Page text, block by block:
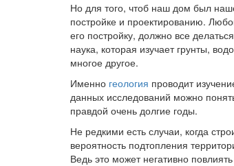
Но для того, чтоб наш дом был
постройке и проектированию.
его постройку, должно все
наука, которая изучает грунты,
многое другое.
Именно геология проводит
данных исследований можно
правдой очень долгие годы.
Не редкими есть случаи, когда
вероятность подтопления
Ведь это может негативно